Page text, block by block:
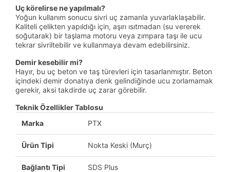
Uç körelirse ne yapılmalı?
Yoğun kullanım sonucu sivri uç zamanla yuvarlaklaşabilir.
Kaliteli çelikten yapıldığı için, aşırı ısıtmadan (su vererek
soğutarak) bir taşlama motoru veya zımpara taşı ile ucu
tekrar sivriltebilir ve kullanmaya devam edebilirsiniz.
Demir kesebilir mi?
Hayır, bu uç beton ve taş türevleri için tasarlanmıştır. Beton
içindeki demir donatıya denk gelindiğinde ucu zorlamamak
gerekir, aksi takdirde uç zarar görebilir.
Teknik Özellikler Tablosu
Marka
PTX
Ürün Tipi Nokta Keski (Murç)
Bağlantı Tipi SDS Plus